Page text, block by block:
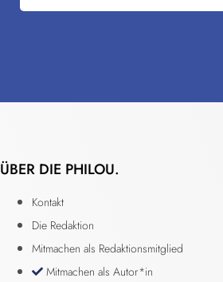
ÜBER DIE PHILOU.
Kontakt
Die Redaktion
Mitmachen als Redaktionsmitglied
Mitmachen als Autor*in